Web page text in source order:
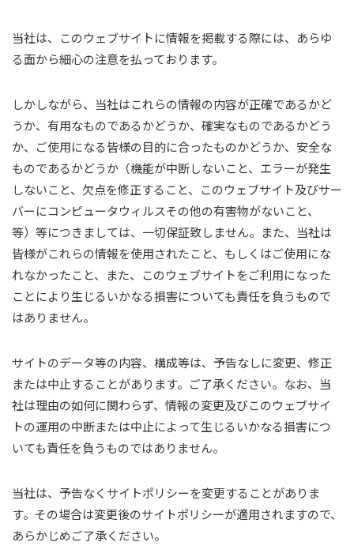
当社は、このウェブサイトに情報を掲載する際には、あらゆ
る面から細心の注意を払っております。
しかしながら、当社はこれらの情報の内容が正確であるかど
うか、有用なものであるかどうか、確実なものであるかどう
か、ご使用になる皆様の目的に合ったものかどうか、安全な
ものであるかどうか（機能が中断しないこと、エラーが発生
しないこと、欠点を修正すること、このウェブサイト及びサー
バーにコンピュータウィルスその他の有害物がないこと、
等）等につきましては、一切保証致しません。また、当社は
皆様がこれらの情報を使用されたこと、もしくはご使用にな
れなかったこと、また、このウェブサイトをご利用になった
ことにより生じるいかなる損害についても責任を負うもので
はありません。
サイトのデータ等の内容、構成等は、予告なしに変更、修正
または中止することがあります。ご了承ください。なお、当
社は理由の如何に関わらず、情報の変更及びこのウェブサイ
トの運用の中断または中止によって生じるいかなる損害につ
いても責任を負うものではありません。
当社は、予告なくサイトポリシーを変更することがありま
す。その場合は変更後のサイトポリシーが適用されますので、
あらかじめご了承ください。